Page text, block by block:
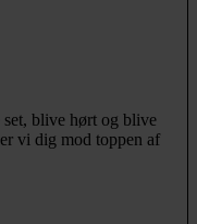
blive hørt og blive
vi dig mod toppen af